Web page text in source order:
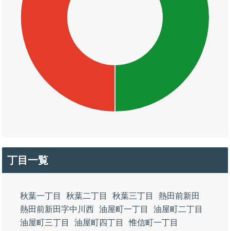
丁目一覧
秋葉一丁目 秋葉二丁目 秋葉三丁目
熱田前新田
熱田前新田字中川西 油屋町一丁目
油屋町二丁目
油屋町三丁目
油屋町四丁目
惟信町一丁目